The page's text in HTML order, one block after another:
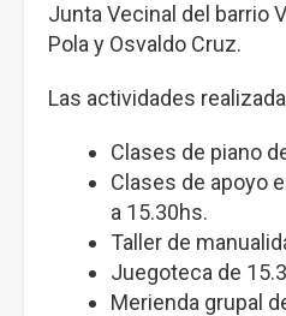
Junta Vecinal del barrio
Pola y Osvaldo Cruz.
Las actividades
Clases de piano
Clases de apoyo
a 15.30hs.
Taller de
Juegoteca de
Merienda grupal